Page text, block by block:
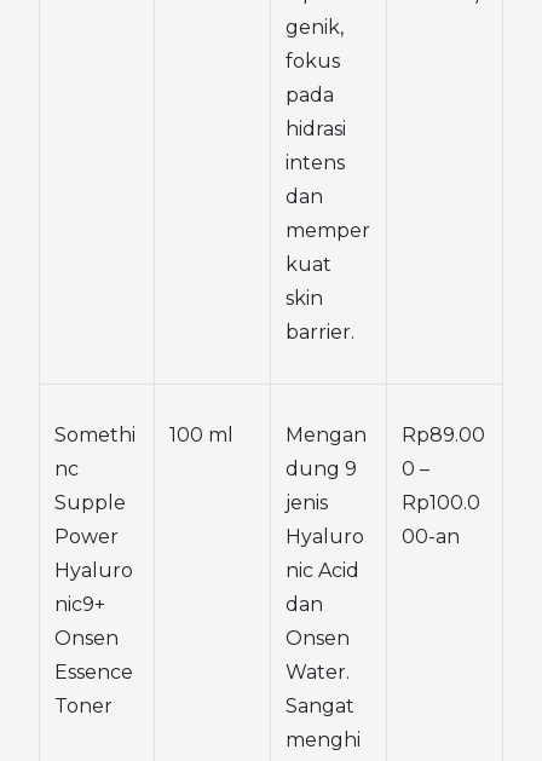
genik,
fokus
pada
hidrasi
intens
dan
memper
kuat
skin
barrier.
Somethi
nc
Supple
Power
Hyaluro
nic9+
Onsen
Essence
Toner
100 ml
Mengan
dung 9
jenis
Hyaluro
nic Acid
dan
Onsen
Water.
Sangat
menghi
Rp89.00
0 –
Rp100.0
00-an